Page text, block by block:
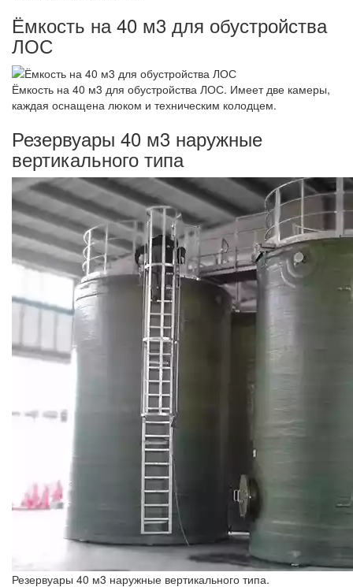
Ёмкость на 40 м3 для обустройства
ЛОС
Ёмкость на 40 м3 для обустройства ЛОС. Имеет две камеры,
каждая оснащена люком и техническим колодцем.
Резервуары 40 м3 наружные
вертикального типа
Резервуары 40 м3 наружные вертикального типа.